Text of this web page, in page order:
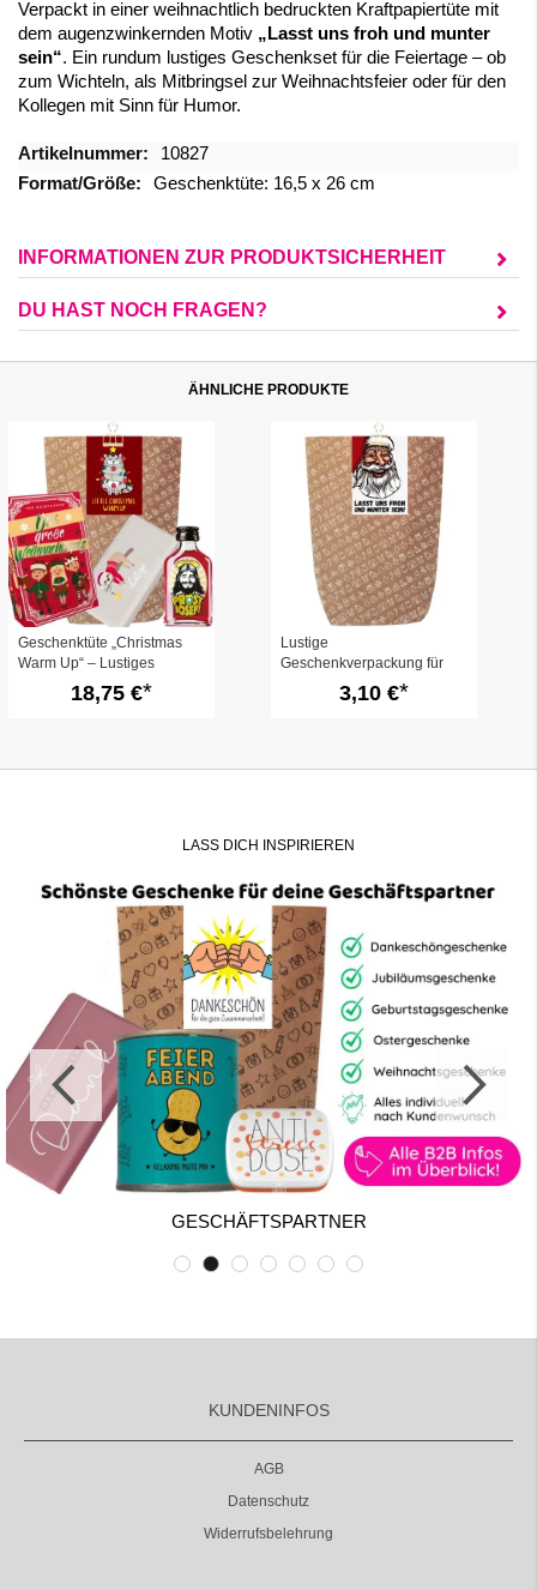
Verpackt in einer weihnachtlich bedruckten Kraftpapiertüte mit
dem augenzwinkernden Motiv „Lasst uns froh und munter
sein“. Ein rundum lustiges Geschenkset für die Feiertage – ob
zum Wichteln, als Mitbringsel zur Weihnachtsfeier oder für den
Kollegen mit Sinn für Humor.
Mehr
Informationen
10827
Geschenktüte: 16,5 x 26 cm
INFORMATIONEN ZUR PRODUKTSICHERHEIT
DU HAST NOCH FRAGEN?
ÄHNLICHE PRODUKTE
Geschenktüte „Christmas
Warm Up“ – Lustiges
Wichtelgeschenk (Set 3)
18,75 €
Lustige
Geschenkverpackung für
Weihnachtsgeschenke –
„Froh und munter sein!“ –
3,10 €
LASS DICH INSPIRIEREN
GESCHÄFTSPARTNER
KUNDENINFOS
AGB
Datenschutz
Widerrufsbelehrung